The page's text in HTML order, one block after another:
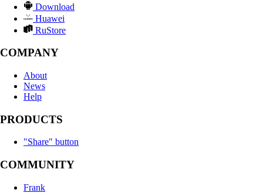
Download
Huawei
RuStore
COMPANY
About
News
Help
PRODUCTS
"Share" button
COMMUNITY
Frank